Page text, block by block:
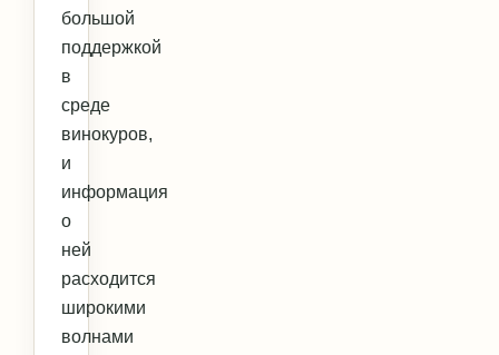
большой
поддержкой
в
среде
винокуров,
и
информация
о
ней
расходится
широкими
волнами